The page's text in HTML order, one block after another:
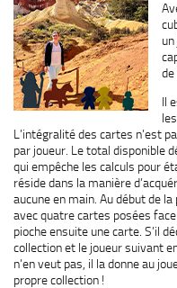
de
Il
L’intégralité des cartes n’est
par joueur. Le total disponible
qui empêche les calculs pour
réside dans la manière
aucune en main. Au début de
avec quatre cartes posées
pioche ensuite une carte. S’il
collection et le joueur suivant
n’en veut pas, il la donne au
propre collection !